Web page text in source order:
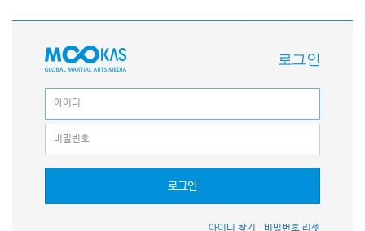
로그인
로그인
비밀번호 리셋
아이디 찾기